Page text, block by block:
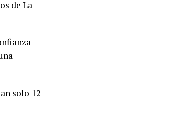
de La
solo 12